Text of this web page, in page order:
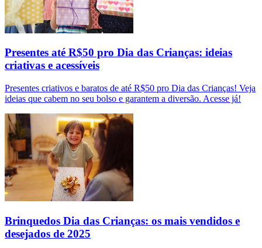
Presentes até R$50 pro Dia das Crianças: ideias
criativas e acessíveis
Presentes criativos e baratos de até R$50 pro Dia das Crianças! Veja
ideias que cabem no seu bolso e garantem a diversão. Acesse já!
Brinquedos Dia das Crianças: os mais vendidos e
desejados de 2025